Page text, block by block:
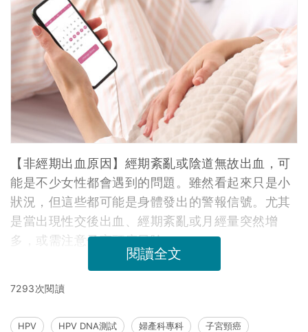
【非經期出血原因】經期紊亂或陰道無故出血，可
能是不少女性都會遇到的問題。雖然看起來只是小
狀況，但這些都可能是身體發出的警報信號。尤其
是當出現性交後出血、經期紊亂或月經量突然增
多，或需注意子宮頸癌風險。
閱讀全文
7293次閱讀
HPV HPV DNA測試 婦產科專科
子宮頸癌